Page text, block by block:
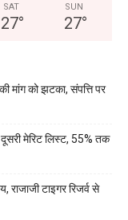
SAT
27°
SUN
27°
को झटका, संपत्ति पर
मेरिट लिस्ट, 55% तक
राजाजी टाइगर रिजर्व से